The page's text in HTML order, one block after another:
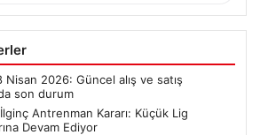
Nisan 2026: Güncel alış ve satış
son durum
Antrenman Kararı: Küçük Lig
Devam Ediyor